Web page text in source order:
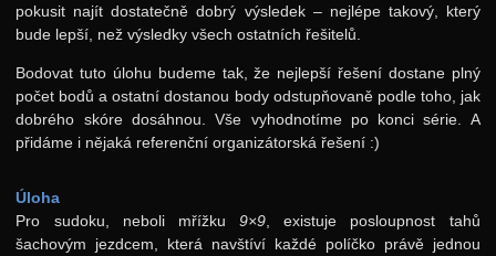
pokusit najít dostatečně dobrý výsledek – nejlépe takový, který
bude lepší, než výsledky všech ostatních řešitelů.
Bodovat tuto úlohu budeme tak, že nejlepší řešení dostane plný
počet bodů a ostatní dostanou body odstupňovaně podle toho, jak
dobrého skóre dosáhnou. Vše vyhodnotíme po konci série. A
přidáme i nějaká referenční organizátorská řešení :)
Úloha
Pro sudoku, neboli mřížku9×9 , existuje posloupnost tahů
šachovým jezdcem, která navštíví každé políčko právě jednou